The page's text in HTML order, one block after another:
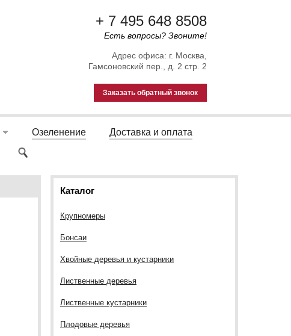
+ 7 495 648 8508
Есть вопросы? Звоните!
Адрес офиса: г. Москва,
Гамсоновский пер., д. 2 стр. 2
Заказать обратный звонок
Озеленение
Доставка и оплата
Каталог
Крупномеры
Бонсаи
Хвойные деревья и кустарники
Лиственные деревья
Лиственные кустарники
Плодовые деревья